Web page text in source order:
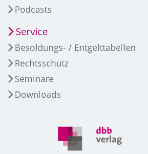
Podcasts
Service
Besoldungs- / Entgelttabellen
Rechtsschutz
Seminare
Downloads